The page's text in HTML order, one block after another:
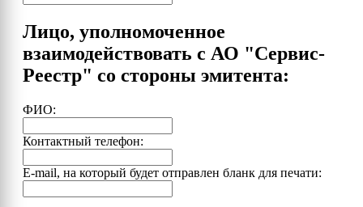
Лицо, уполномоченное
взаимодействовать с АО "Сервис-
Реестр" со стороны эмитента:
ФИО:
Контактный телефон:
E-mail, на который будет отправлен бланк для печати: